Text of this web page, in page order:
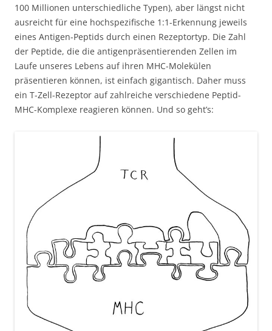
100 Millionen unterschiedliche Typen), aber längst nicht
ausreicht für eine hochspezifische 1:1-Erkennung jeweils
eines Antigen-Peptids durch einen Rezeptortyp. Die Zahl
der Peptide, die die antigenpräsentierenden Zellen im
Laufe unseres Lebens auf ihren MHC-Molekülen
präsentieren können, ist einfach gigantisch. Daher muss
ein T-Zell-Rezeptor auf zahlreiche verschiedene Peptid-
MHC-Komplexe reagieren können. Und so geht’s: